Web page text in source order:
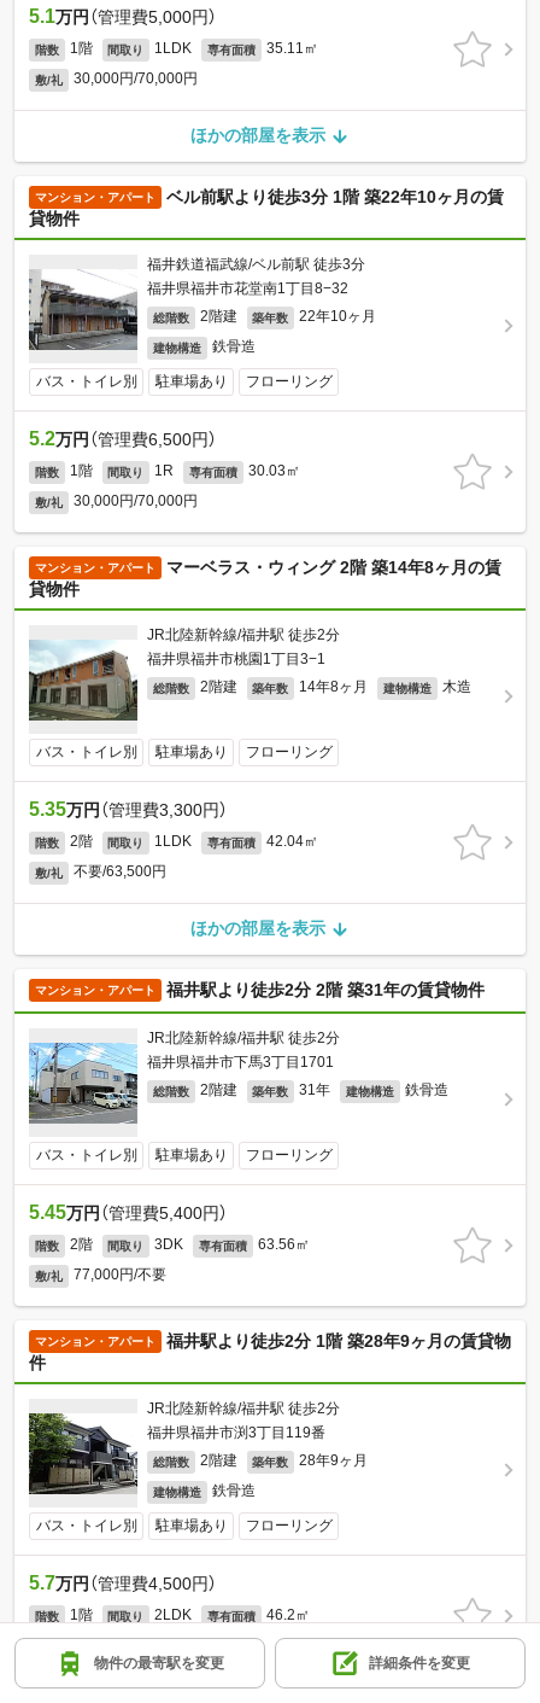
5.1万円 （管理費5,000円）
階数 1階 間取り 1LDK 専有面積 35.11㎡
敷/礼 30,000円/70,000円
ほかの部屋を表示
マンション・アパート
ベル前駅より徒歩3分 1階 築22年10ヶ月の賃
貸物件
福井鉄道福武線/ベル前駅 徒歩3分
福井県福井市花堂南1丁目8−32
総階数 2階建 築年数 22年10ヶ月
建物構造 鉄骨造
バス・トイレ別 駐車場あり フローリング
5.2万円 （管理費6,500円）
階数 1階 間取り 1R 専有面積 30.03㎡
敷/礼 30,000円/70,000円
マンション・アパート
マーベラス・ウィング 2階 築14年8ヶ月の賃
貸物件
JR北陸新幹線/福井駅 徒歩2分
福井県福井市桃園1丁目3−1
総階数 2階建 築年数 14年8ヶ月 建物構造 木造
バス・トイレ別 駐車場あり フローリング
5.35万円 （管理費3,300円）
階数 2階 間取り 1LDK 専有面積 42.04㎡
敷/礼 不要/63,500円
ほかの部屋を表示
マンション・アパート 福井駅より徒歩2分 2階 築31年の賃貸物件
JR北陸新幹線/福井駅 徒歩2分
福井県福井市下馬3丁目1701
総階数 2階建 築年数 31年 建物構造 鉄骨造
バス・トイレ別 駐車場あり フローリング
5.45万円 （管理費5,400円）
階数 2階 間取り 3DK 専有面積 63.56㎡
敷/礼 77,000円/不要
マンション・アパート
福井駅より徒歩2分 1階 築28年9ヶ月の賃貸物
件
JR北陸新幹線/福井駅 徒歩2分
福井県福井市渕3丁目119番
総階数 2階建 築年数 28年9ヶ月
建物構造 鉄骨造
バス・トイレ別 駐車場あり フローリング
5.7万円 （管理費4,500円）
階数 1階 間取り 2LDK 専有面積 46.2㎡
物件の最寄駅を変更 詳細条件を変更